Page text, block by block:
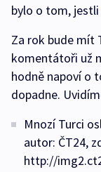
bylo o tom, jestli
Za rok bude mít
komentátoři už
hodně napoví o
dopadne.
Mnozí Turci
autor: ČT24,
http://